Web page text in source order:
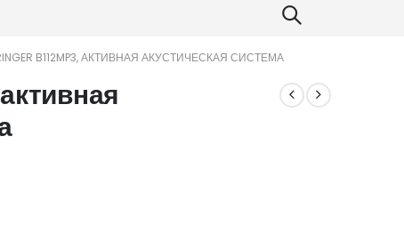
B112MP3, АКТИВНАЯ АКУСТИЧЕСКАЯ СИСТЕМА